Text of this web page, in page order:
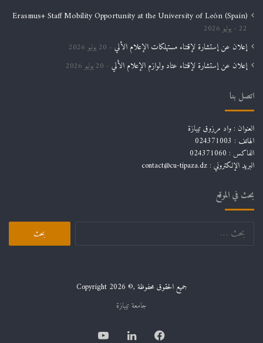
Erasmus+ Staff Mobility Opportunity at the University of León (Spain)
22 يوليو 2026
إعلان عن إستشارة لإقتناء مستهلكات الإعلام الألي 20 يوليو 2026
إعلان عن إستشارة لإقتناء عتاد ولوازم الإعلام الألي 20 يوليو 2026
اتصل بنا
العنوان : واد مرزوق تيبازة
الهاتف : 024371003
الفاكس : 024371060
البريد الإلكتروني : contact@cu-tipaza.dz
بحث في الموقع
البحث
جميع الحقوق محفوظة ,© Copyright 2026
جامعة تيبازة
فيسبوكلينكدإن يوتيوب